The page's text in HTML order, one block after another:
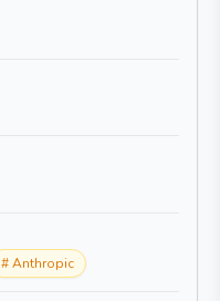
#Anthropic